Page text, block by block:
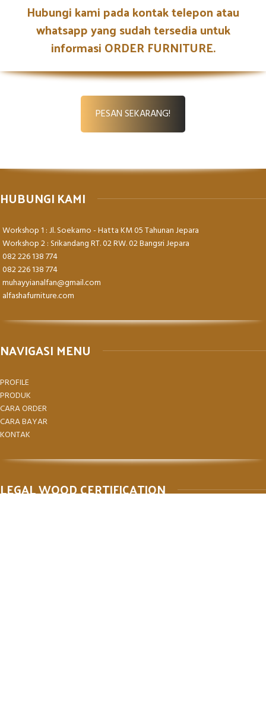
Hubungi kami pada kontak telepon atau
whatsapp yang sudah tersedia untuk
informasi ORDER FURNITURE.
PESAN SEKARANG!
HUBUNGI KAMI
Workshop 1 : Jl. Soekarno - Hatta KM 05 Tahunan Jepara
Workshop 2 : Srikandang RT. 02 RW. 02 Bangsri Jepara
082 226 138 774
082 226 138 774
muhayyianalfan@gmail.com
alfashafurniture.com
NAVIGASI MENU
PROFILE
PRODUK
CARA ORDER
CARA BAYAR
KONTAK
LEGAL WOOD CERTIFICATION